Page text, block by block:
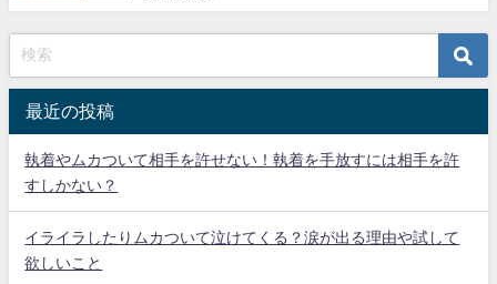
最近の投稿
執着やムカついて相手を許せない！執着を手放すには相手を許
すしかない？
イライラしたりムカついて泣けてくる？涙が出る理由や試して
欲しいこと